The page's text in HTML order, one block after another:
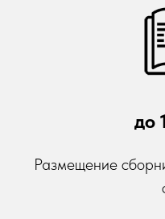
до
Размещение